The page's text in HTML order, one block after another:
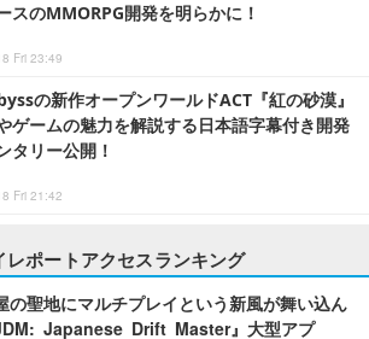
スのMMORPG開発を明らかに！
Fri 23:49
の新作オープンワールドACT『紅の砂漠』
ゲームの魅力を解説する日本語字幕付き開発
タリー公開！
Fri 21:42
レポートアクセスランキング
の聖地にマルチプレイという新風が舞い込ん
Japanese Drift Master』大型アプ